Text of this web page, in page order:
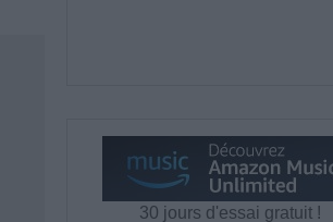
30 jours d'essai gratuit !